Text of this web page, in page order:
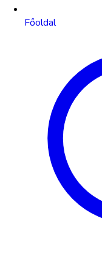
Főoldal